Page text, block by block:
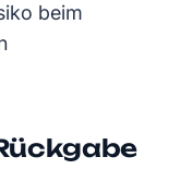
beim